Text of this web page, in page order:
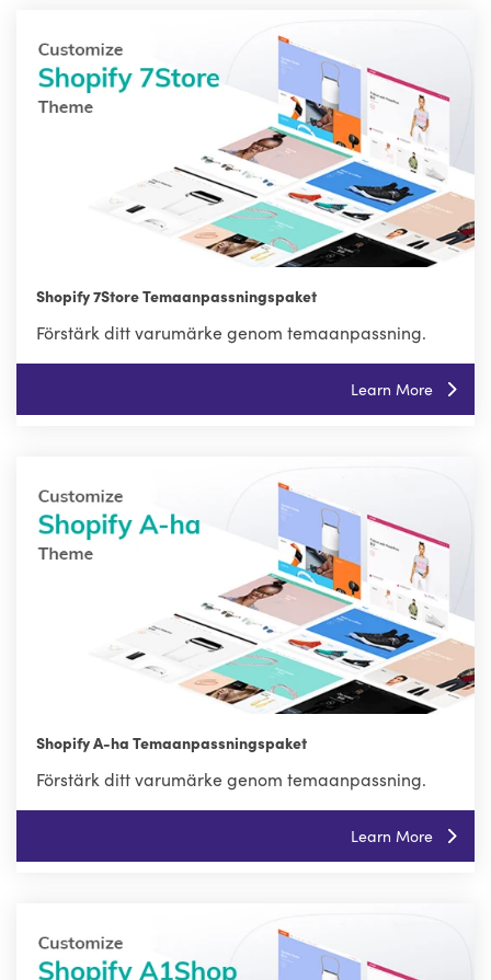
Shopify 7Store Temaanpassningspaket
Förstärk ditt varumärke genom temaanpassning.
Learn More
Shopify A-ha Temaanpassningspaket
Förstärk ditt varumärke genom temaanpassning.
Learn More